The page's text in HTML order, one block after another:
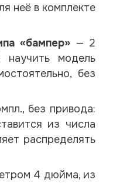
неё в комплекте
«бампер» — 2
модель
без
без привода:
из числа
распределять
4 дюйма, из